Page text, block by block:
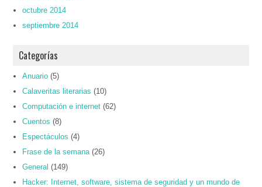
octubre 2014
septiembre 2014
Categorías
Anuario (5)
Calaveritas literarias (10)
Computación e internet (62)
Cuentos (8)
Espectáculos (4)
Frase de la semana (26)
General (149)
Hacker: Internet, software, sistema de seguridad y un mundo de